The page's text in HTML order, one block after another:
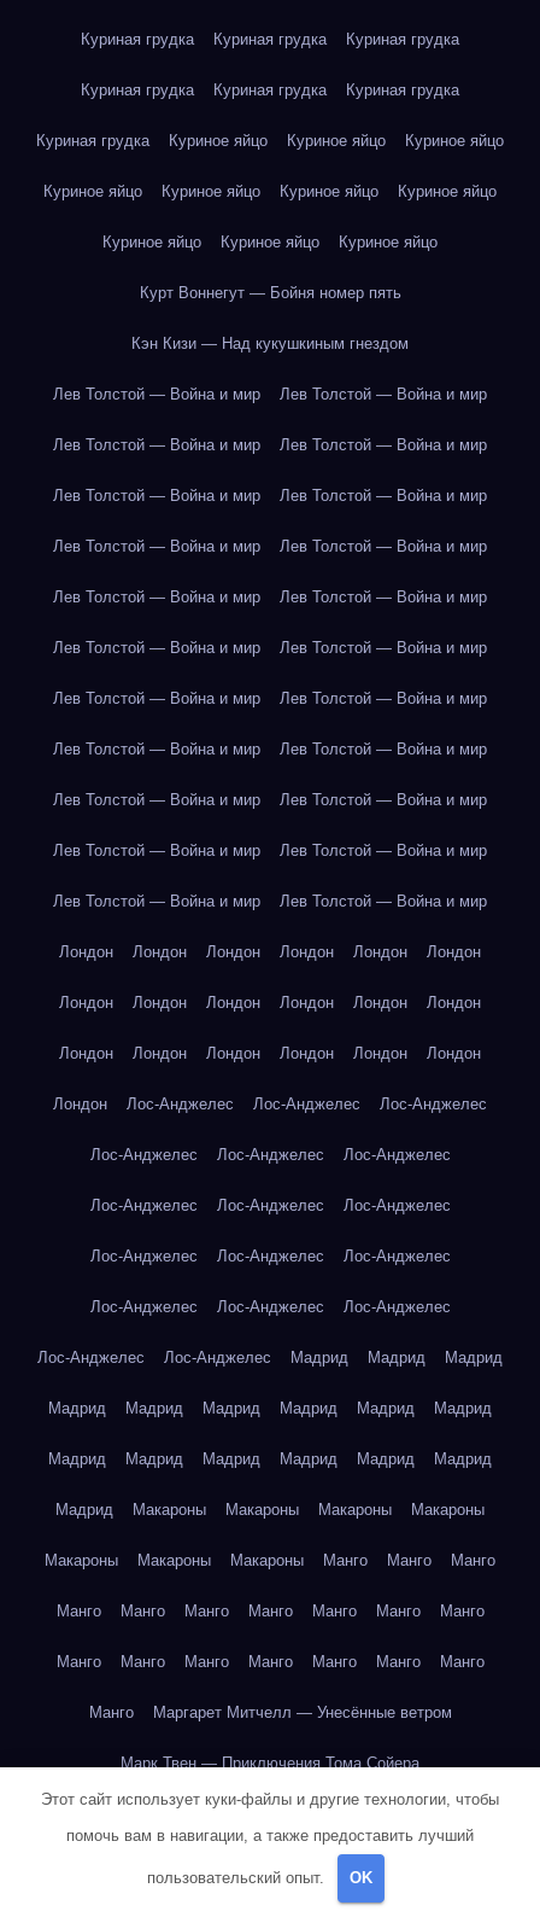
Куриная грудка Куриная грудка Куриная грудка
Куриная грудка Куриная грудка Куриная грудка
Куриная грудка Куриное яйцо Куриное яйцо Куриное яйцо
Куриное яйцо Куриное яйцо Куриное яйцо Куриное яйцо
Куриное яйцо Куриное яйцо Куриное яйцо
Курт Воннегут — Бойня номер пять
Кэн Кизи — Над кукушкиным гнездом
Лев Толстой — Война и мир Лев Толстой — Война и мир
Лев Толстой — Война и мир Лев Толстой — Война и мир
Лев Толстой — Война и мир Лев Толстой — Война и мир
Лев Толстой — Война и мир Лев Толстой — Война и мир
Лев Толстой — Война и мир Лев Толстой — Война и мир
Лев Толстой — Война и мир Лев Толстой — Война и мир
Лев Толстой — Война и мир Лев Толстой — Война и мир
Лев Толстой — Война и мир Лев Толстой — Война и мир
Лев Толстой — Война и мир Лев Толстой — Война и мир
Лев Толстой — Война и мир Лев Толстой — Война и мир
Лев Толстой — Война и мир Лев Толстой — Война и мир
Лондон Лондон Лондон Лондон Лондон Лондон
Лондон Лондон Лондон Лондон Лондон Лондон
Лондон Лондон Лондон Лондон Лондон Лондон
Лондон Лос-Анджелес Лос-Анджелес Лос-Анджелес
Лос-Анджелес Лос-Анджелес Лос-Анджелес
Лос-Анджелес Лос-Анджелес Лос-Анджелес
Лос-Анджелес Лос-Анджелес Лос-Анджелес
Лос-Анджелес Лос-Анджелес Лос-Анджелес
Лос-Анджелес Лос-Анджелес Мадрид Мадрид Мадрид
Мадрид Мадрид Мадрид Мадрид Мадрид Мадрид
Мадрид Мадрид Мадрид Мадрид Мадрид Мадрид
Мадрид Макароны Макароны Макароны Макароны
Макароны Макароны Макароны Манго Манго Манго
Манго Манго Манго Манго Манго Манго Манго
Манго Манго Манго Манго Манго Манго Манго
Манго Маргарет Митчелл — Унесённые ветром
Марк Твен — Приключения Тома Сойера
Марк Твен — Приключения Тома Сойера
Этот сайт использует куки-файлы и другие технологии, чтобы
помочь вам в навигации, а также предоставить лучший
пользовательский опыт. OK